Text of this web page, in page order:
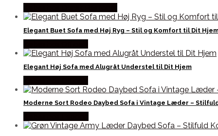
Elegant Buet Sofa med Høj Ryg – Stil og Komfort til Dit
Elegant Høj Sofa med Alugråt Understel til Dit Hjem
Moderne Sort Rodeo Daybed Sofa i Vintage Læder –